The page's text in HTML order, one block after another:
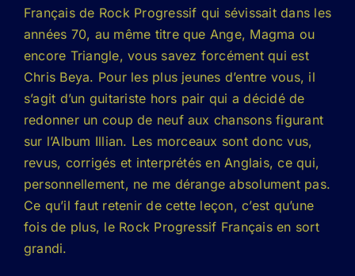
Français de Rock Progressif qui sévissait dans les
années 70, au même titre que Ange, Magma ou
encore Triangle, vous savez forcément qui est
Chris Beya. Pour les plus jeunes d’entre vous, il
s’agit d’un guitariste hors pair qui a décidé de
redonner un coup de neuf aux chansons figurant
sur l’Album Illian. Les morceaux sont donc vus,
revus, corrigés et interprétés en Anglais, ce qui,
personnellement, ne me dérange absolument pas.
Ce qu’il faut retenir de cette leçon, c’est qu’une
fois de plus, le Rock Progressif Français en sort
grandi.